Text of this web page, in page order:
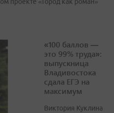
проекте «Город как роман»
«100 баллов —
это 99% труда»:
выпускница
Владивостока
сдала ЕГЭ на
максимум
Виктория Куклина